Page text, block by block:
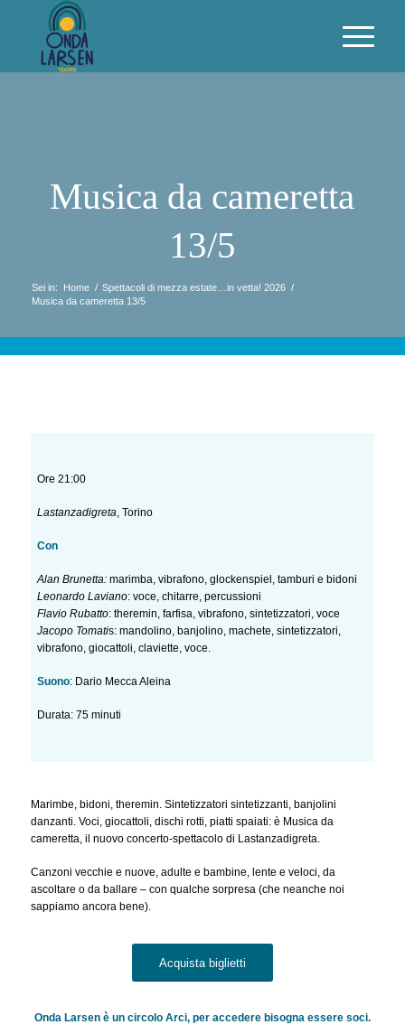
Musica da cameretta
13/5
Sei in: Home / Spettacoli di mezza estate…in vetta! 2026 /
Musica da cameretta 13/5
Ore 21:00
Lastanzadigreta, Torino
Con
Alan Brunetta: marimba, vibrafono, glockenspiel, tamburi e bidoni
Leonardo Laviano: voce, chitarre, percussioni
Flavio Rubatto: theremin, farfisa, vibrafono, sintetizzatori, voce
Jacopo Tomatis: mandolino, banjolino, machete, sintetizzatori,
vibrafono, giocattoli, claviette, voce.
Suono: Dario Mecca Aleina
Durata: 75 minuti
Marimbe, bidoni, theremin. Sintetizzatori sintetizzanti, banjolini
danzanti. Voci, giocattoli, dischi rotti, piatti spaiati: è Musica da
cameretta, il nuovo concerto-spettacolo di Lastanzadigreta.
Canzoni vecchie e nuove, adulte e bambine, lente e veloci, da
ascoltare o da ballare – con qualche sorpresa (che neanche noi
sappiamo ancora bene).
Acquista biglietti
Onda Larsen è un circolo Arci, per accedere bisogna essere soci.